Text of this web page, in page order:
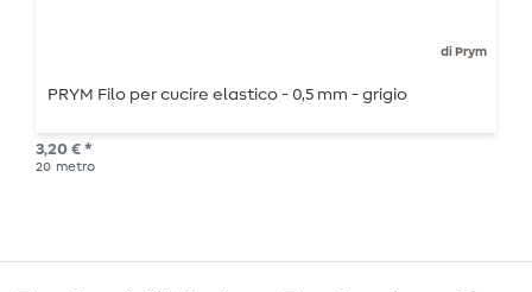
di Prym
PRYM Filo per cucire elastico - 0,5 mm - grigio
3,20 € *
20 metro